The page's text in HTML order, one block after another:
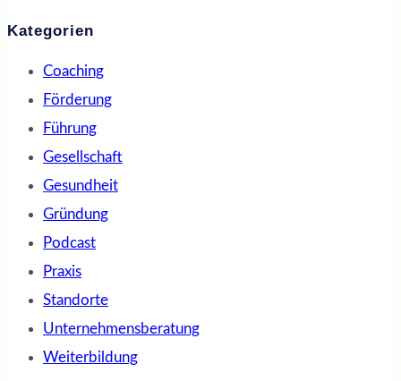
Kategorien
Coaching
Förderung
Führung
Gesellschaft
Gesundheit
Gründung
Podcast
Praxis
Standorte
Unternehmensberatung
Weiterbildung